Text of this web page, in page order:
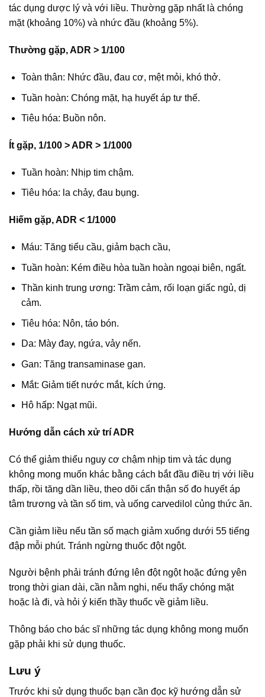
tác dụng dược lý và với liều. Thường gặp nhất là chóng
mặt (khoảng 10%) và nhức đầu (khoảng 5%).
Thường gặp, ADR > 1/100
Toàn thân: Nhức đầu, đau cơ, mệt mỏi, khó thở.
Tuần hoàn: Chóng mặt, hạ huyết áp tư thế.
Tiêu hóa: Buồn nôn.
Ít gặp, 1/100 > ADR > 1/1000
Tuần hoàn: Nhịp tim chậm.
Tiêu hóa: la chảy, đau bụng.
Hiếm gặp, ADR < 1/1000
Máu: Tăng tiểu cầu, giảm bạch cầu,
Tuần hoàn: Kém điều hòa tuần hoàn ngoại biên, ngất.
Thần kinh trung ương: Trầm cảm, rối loạn giấc ngủ, dị
cảm.
Tiêu hóa: Nôn, táo bón.
Da: Mày đay, ngứa, vảy nến.
Gan: Tăng transaminase gan.
Mắt: Giảm tiết nước mắt, kích ứng.
Hô hấp: Ngạt mũi.
Hướng dẫn cách xử trí ADR
Có thể giảm thiểu nguy cơ chậm nhịp tim và tác dụng
không mong muốn khác bằng cách bắt đầu điều trị với liều
thấp, rồi tăng dần liều, theo dõi cẩn thận số đo huyết áp
tâm trương và tần số tim, và uống carvedilol củng thức ăn.
Cần giảm liều nếu tần số mạch giảm xuống dưới 55 tiếng
đập mỗi phút. Tránh ngừng thuốc đột ngột.
Người bệnh phải tránh đứng lên đột ngột hoặc đứng yên
trong thời gian dài, cần nằm nghi, nếu thấy chóng mặt
hoặc là đi, và hỏi ý kiến thầy thuốc về giảm liều.
Thông báo cho bác sĩ những tác dụng không mong muốn
gặp phải khi sử dụng thuốc.
Lưu ý
Trước khi sử dụng thuốc bạn cần đọc kỹ hướng dẫn sử